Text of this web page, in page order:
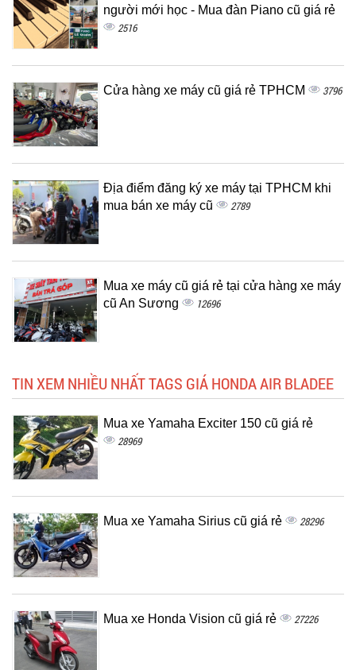
người mới học - Mua đàn Piano cũ giá rẻ
2516
Cửa hàng xe máy cũ giá rẻ TPHCM 3796
Địa điểm đăng ký xe máy tại TPHCM khi
mua bán xe máy cũ
2789
Mua xe máy cũ giá rẻ tại cửa hàng xe máy
cũ An Sương
12696
TIN XEM NHIỀU NHẤT TAGS GIÁ HONDA AIR BLADEE
Mua xe Yamaha Exciter 150 cũ giá rẻ
28969
Mua xe Yamaha Sirius cũ giá rẻ 28296
Mua xe Honda Vision cũ giá rẻ 27226